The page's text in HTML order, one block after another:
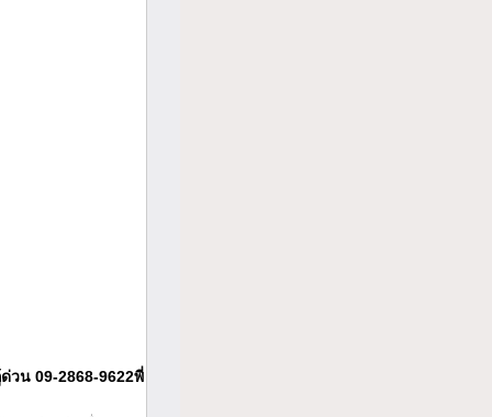
วน 09-2868-9622พี่